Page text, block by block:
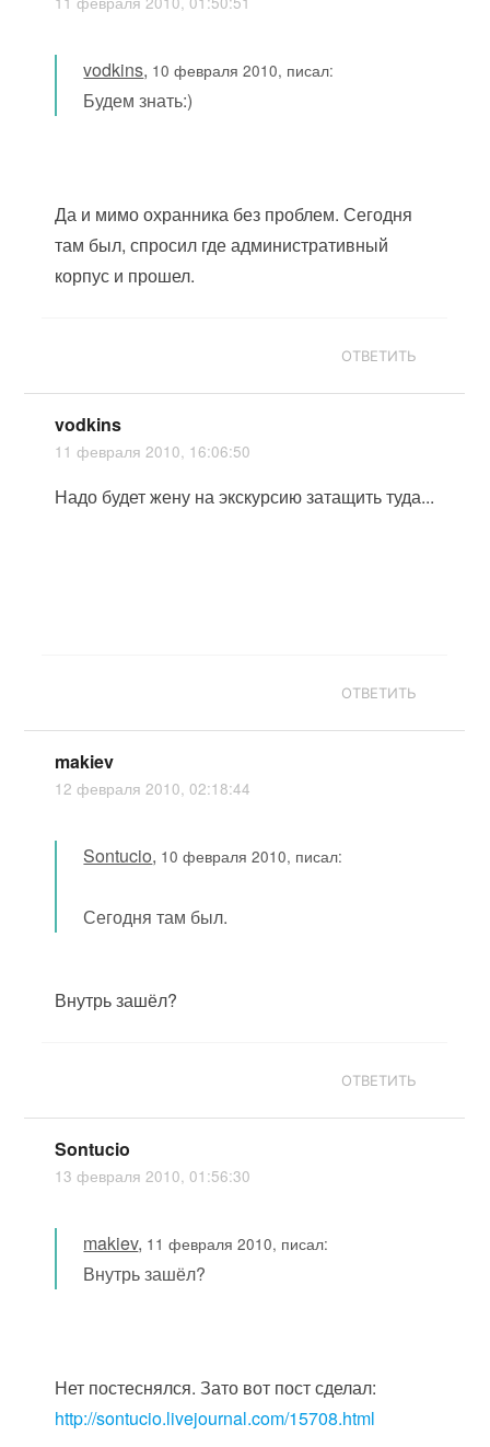
vodkins, 10 февраля 2010, писал:
Будем знать:)
Да и мимо охранника без проблем. Сегодня
там был, спросил где административный
корпус и прошел.
ОТВЕТИТЬ
vodkins
11 февраля 2010, 16:06:50
Надо будет жену на экскурсию затащить туда...
ОТВЕТИТЬ
makiev
12 февраля 2010, 02:18:44
Sontucio, 10 февраля 2010, писал:
Сегодня там был.
Внутрь зашёл?
ОТВЕТИТЬ
Sontucio
13 февраля 2010, 01:56:30
makiev, 11 февраля 2010, писал:
Внутрь зашёл?
Нет постеснялся. Зато вот пост сделал:
http://sontucio.livejournal.com/15708.html